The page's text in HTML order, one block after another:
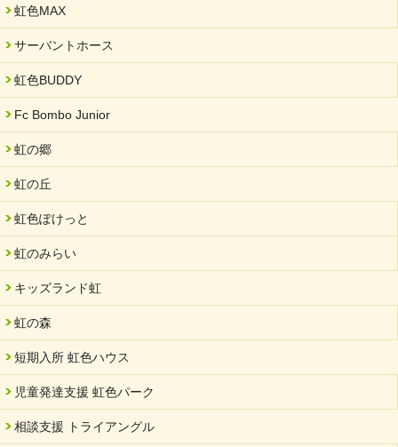
就労継続支援B型「エコボール」事業を始めました
2024/09/10
2024/08/26
2024/08/01
夏休み学習支援・可茂自悠学舎
2024/07/03
中部学院大学「現代福祉マネジメント」ゲスト講師
2024/04/17
SDGs発表会・研修会
2024/04/05
中学生向けのフリースクール「可茂自悠学舎」開設
2024/04/01
を開催しました。
2024/02/20
虹色MAX
サーバントホース
虹色BUDDY
Fc Bombo Junior
虹の郷
虹の丘
虹色ぽけっと
虹のみらい
キッズランド虹
虹の森
短期入所 虹色ハウス
児童発達支援 虹色パーク
相談支援 トライアングル